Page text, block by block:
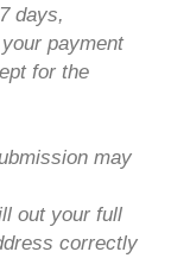
days,
payment
for the
may
out your full
correctly